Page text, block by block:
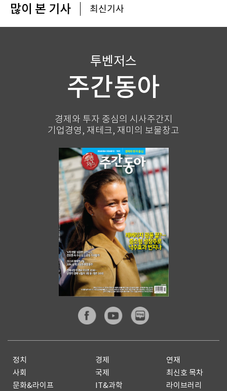
많이 본 기사 최신기사
투벤저스
주간동아
경제와 투자 중심의 시사주간지
기업경영, 재테크, 재미의 보물창고
정치 경제
연재
사회
국제
최신호 목차
문화&라이프
IT&과학 라이브러리